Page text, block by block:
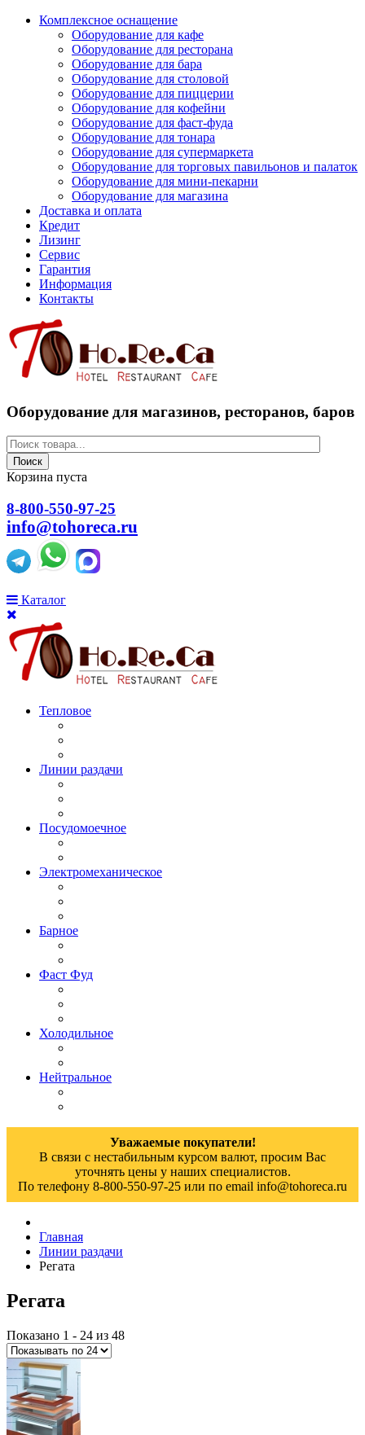
Комплексное оснащение
Оборудование для кафе
Оборудование для ресторана
Оборудование для бара
Оборудование для столовой
Оборудование для пиццерии
Оборудование для кофейни
Оборудование для фаст-фуда
Оборудование для тонара
Оборудование для супермаркета
Оборудование для торговых павильонов и палаток
Оборудование для мини-пекарни
Оборудование для магазина
Доставка и оплата
Кредит
Лизинг
Сервис
Гарантия
Информация
Контакты
Оборудование для магазинов, ресторанов, баров
Поиск
Корзина пуста
8-800-550-97-25
info@tohoreca.ru
Каталог
Тепловое
Линии раздачи
Посудомоечное
Электромеханическое
Барное
Фаст Фуд
Холодильное
Нейтральное
Уважаемые покупатели!
В связи с нестабильным курсом валют, просим Вас
уточнять цены у наших специалистов.
По телефону 8-800-550-97-25 или по email info@tohoreca.ru
Главная
Линии раздачи
Регата
Регата
Показано 1 - 24 из 48